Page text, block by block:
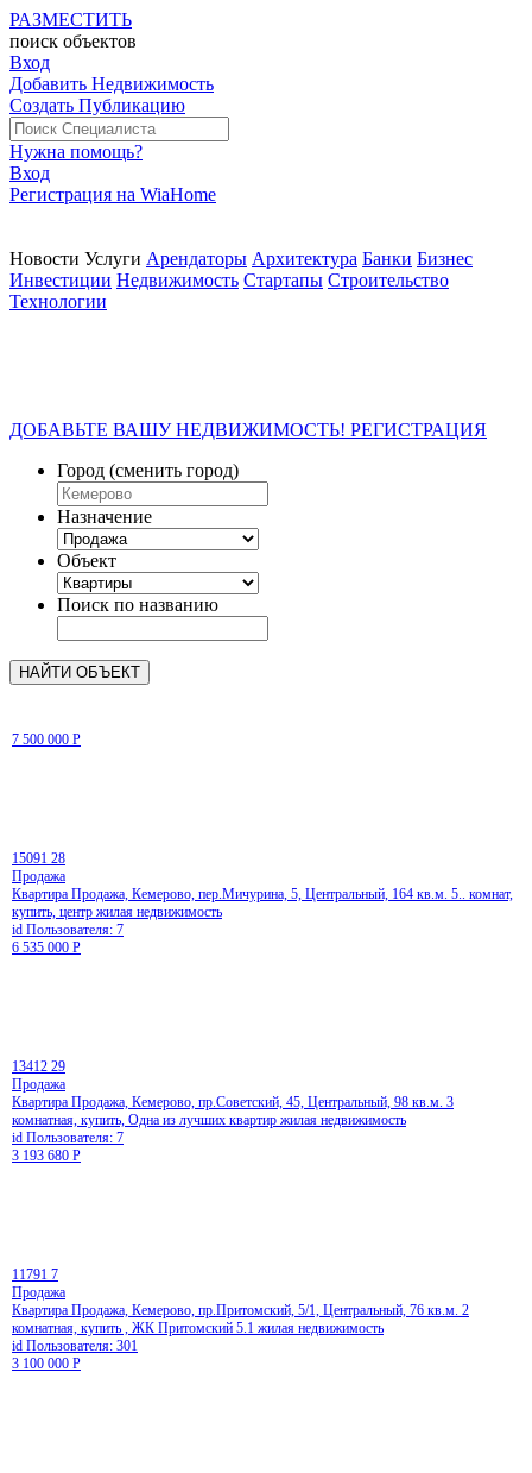
РАЗМЕСТИТЬ
поиск объектов
Вход
Добавить Недвижимость
Создать Публикацию
Нужна помощь?
Вход
Регистрация на WiaHome
Новости Услуги Арендаторы Архитектура Банки Бизнес
Инвестиции Недвижимость Стартапы Строительство
Технологии
ДОБАВЬТЕ ВАШУ НЕДВИЖИМОСТЬ! РЕГИСТРАЦИЯ
Город (сменить город)
Назначение
Объект
Поиск по названию
7 500 000 Р
15091 28
Продажа
Квартира Продажа, Кемерово, пер.Мичурина, 5, Центральный, 164 кв.м. 5.. комнат,
купить, центр жилая недвижимость
id Пользователя: 7
6 535 000 Р
13412 29
Продажа
Квартира Продажа, Кемерово, пр.Советский, 45, Центральный, 98 кв.м. 3
комнатная, купить, Одна из лучших квартир жилая недвижимость
id Пользователя: 7
3 193 680 Р
11791 7
Продажа
Квартира Продажа, Кемерово, пр.Притомский, 5/1, Центральный, 76 кв.м. 2
комнатная, купить , ЖК Притомский 5.1 жилая недвижимость
id Пользователя: 301
3 100 000 Р